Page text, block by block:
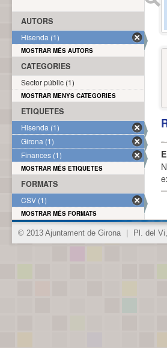
AUTORS
Hisenda (1)
MOSTRAR MÉS AUTORS
CATEGORIES
Sector públic (1)
MOSTRAR MENYS CATEGORIES
ETIQUETES
Hisenda (1)
Girona (1)
Finances (1)
MOSTRAR MÉS ETIQUETES
FORMATS
CSV (1)
MOSTRAR MÉS FORMATS
© 2013 Ajuntament de Girona Pl. del